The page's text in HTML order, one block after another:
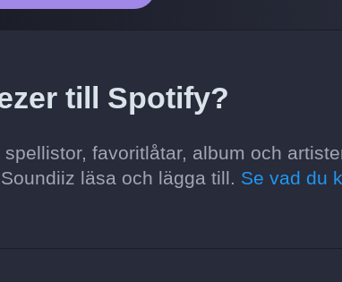
till Spotify?
favoritlåtar, album och
läsa och lägga till. Se vad du